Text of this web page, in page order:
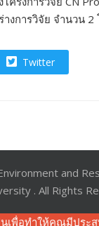
การวิจัย จำนวน 2
Twitter
and
. All Rights
นเพื่อทำให้คุณมีประ